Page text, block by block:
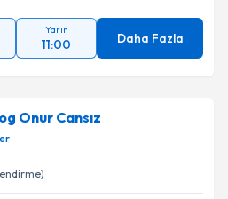
Yarın
11:00 Daha Fazla
Onur Cansız